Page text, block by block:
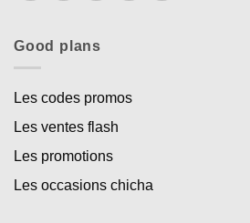
Good plans
Les codes promos
Les ventes flash
Les promotions
Les occasions chicha